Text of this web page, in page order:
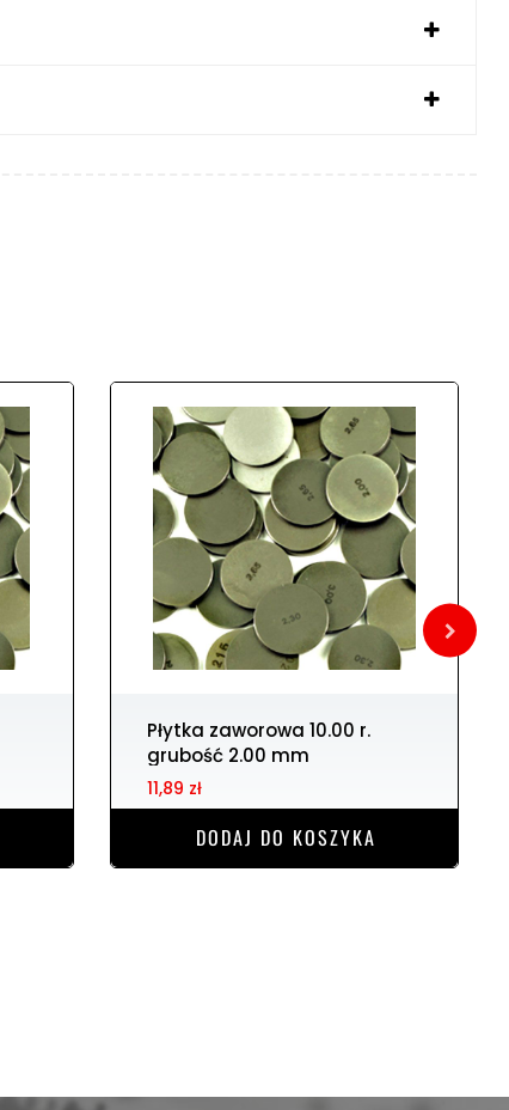
Płytka zaworowa 10.00 r.
grubość 2.00 mm
11,89 zł
DODAJ DO KOSZYKA